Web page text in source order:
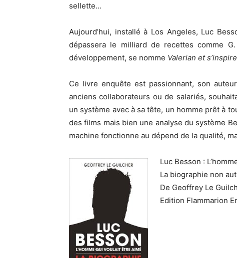
sellette…
Aujourd’hui, installé à Los Angeles, Luc
dépassera le milliard de recettes comme
développement, se nomme Valerian et
Ce livre enquête est passionnant, son
anciens collaborateurs ou de salariés,
un système avec à sa tête, un homme prêt à
des films mais bien une analyse du système
machine fonctionne au dépend de la qualité,
Luc Besson :
La biographie non
De Geoffrey Le
Edition Flammarion